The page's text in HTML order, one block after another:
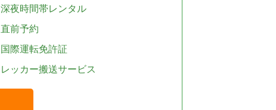
深夜時間帯レンタル
直前予約
国際運転免許証
レッカー搬送サービス